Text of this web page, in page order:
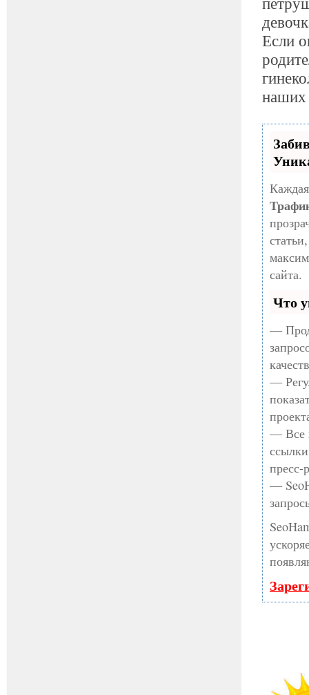
Если
наших
сайта.
Что
—
—
— Все
пресс-
—